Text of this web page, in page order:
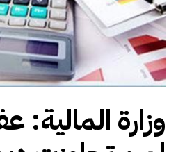
وزارة المالية: